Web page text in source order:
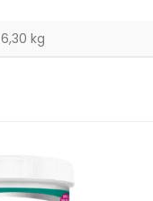
6,30 kg